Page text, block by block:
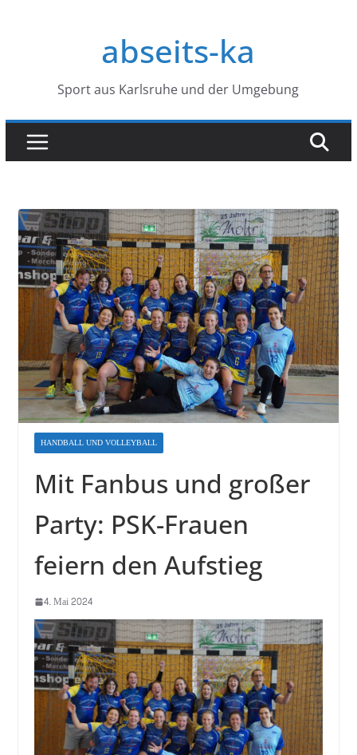
abseits-ka
Sport aus Karlsruhe und der Umgebung
HANDBALL UND VOLLEYBALL
Mit Fanbus und großer
Party: PSK-Frauen
feiern den Aufstieg
4. Mai 2024